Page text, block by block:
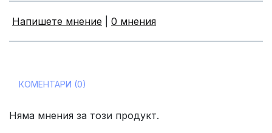
Напишете мнение 0 мнения
КОМЕНТАРИ (0)
Няма мнения за този продукт.